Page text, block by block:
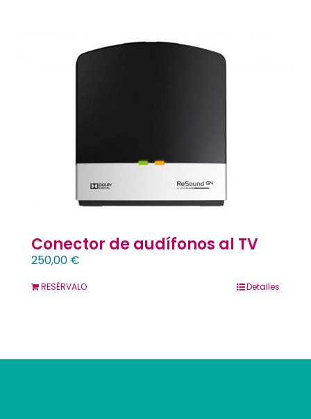
Conector de audífonos al TV
250,00 €
RESÉRVALO Detalles